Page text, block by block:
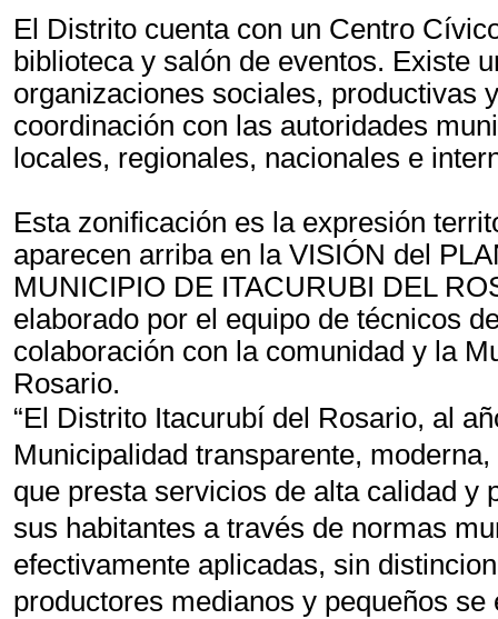
El Distrito cuenta con un Centro
biblioteca y salón de eventos. Existe
organizaciones sociales, productivas
coordinación con las autoridades
locales, regionales, nacionales e
Esta zonificación es la expresión
aparecen arriba en la VISIÓN del
MUNICIPIO DE ITACURUBI DEL
elaborado por el equipo de técnicos
colaboración con la comunidad y la
Rosario.
“El Distrito Itacurubí del Rosario, al
Municipalidad transparente,
que presta servicios de alta calidad y
sus habitantes a través de normas
efectivamente aplicadas, sin
productores medianos y pequeños